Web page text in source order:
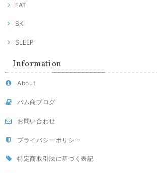
EAT
SKI
SLEEP
Information
About
バム商ブログ
お問い合わせ
プライバシーポリシー
特定商取引法に基づく表記